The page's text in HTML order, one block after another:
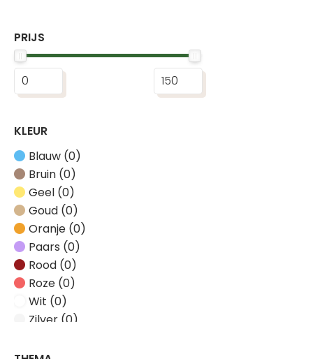
PRIJS
KLEUR
Blauw (0)
Bruin (0)
Geel (0)
Goud (0)
Oranje (0)
Paars (0)
Rood (0)
Roze (0)
Wit (0)
Zilver (0)